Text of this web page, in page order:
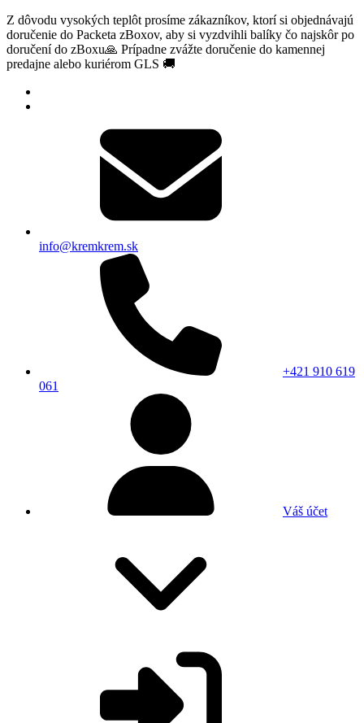
Z dôvodu vysokých teplôt prosíme zákazníkov, ktorí si objednávajú
doručenie do Packeta zBoxov, aby si vyzdvihli balíky čo najskôr po
doručení do zBoxu🙏 Prípadne zvážte doručenie do kamennej
predajne alebo kuriérom GLS 🚚
info@kremkrem.sk
+421 910 619
061
Váš účet